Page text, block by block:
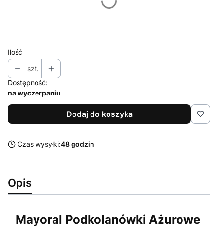
Ilość
szt.
Dostępność:
na wyczerpaniu
Dodaj do koszyka
Czas wysyłki:48 godzin
Opis
Mayoral Podkolanówki Ażurowe